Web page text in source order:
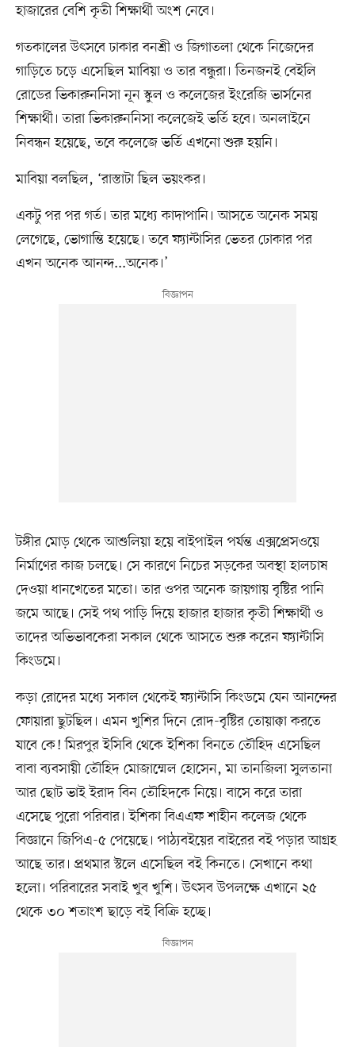
হাজারের বেশি কৃতী শিক্ষার্থী অংশ নেবে।
গতকালের উৎসবে ঢাকার বনশ্রী ও জিগাতলা থেকে নিজেদের
গাড়িতে চড়ে এসেছিল মাবিয়া ও তার বন্ধুরা। তিনজনই বেইলি
রোডের ভিকারুননিসা নূন স্কুল ও কলেজের ইংরেজি ভার্সনের
শিক্ষার্থী। তারা ভিকারুননিসা কলেজেই ভর্তি হবে। অনলাইনে
নিবন্ধন হয়েছে, তবে কলেজে ভর্তি এখনো শুরু হয়নি।
মাবিয়া বলছিল, ‘রাস্তাটা ছিল ভয়ংকর।
একটু পর পর গর্ত। তার মধ্যে কাদাপানি। আসতে অনেক সময়
লেগেছে, ভোগান্তি হয়েছে। তবে ফ্যান্টাসির ভেতর ঢোকার পর
এখন অনেক আনন্দ...অনেক।’
টঙ্গীর মোড় থেকে আশুলিয়া হয়ে বাইপাইল পর্যন্ত এক্সপ্রেসওয়ে
নির্মাণের কাজ চলছে। সে কারণে নিচের সড়কের অবস্থা হালচাষ
দেওয়া ধানখেতের মতো। তার ওপর অনেক জায়গায় বৃষ্টির পানি
জমে আছে। সেই পথ পাড়ি দিয়ে হাজার হাজার কৃতী শিক্ষার্থী ও
তাদের অভিভাবকেরা সকাল থেকে আসতে শুরু করেন ফ্যান্টাসি
কিংডমে।
কড়া রোদের মধ্যে সকাল থেকেই ফ্যান্টাসি কিংডমে যেন আনন্দের
ফোয়ারা ছুটছিল। এমন খুশির দিনে রোদ-বৃষ্টির তোয়াক্কা করতে
যাবে কে! মিরপুর ইসিবি থেকে ইশিকা বিনতে তৌহিদ এসেছিল
বাবা ব্যবসায়ী তৌহিদ মোজাম্মেল হোসেন, মা তানজিলা সুলতানা
আর ছোট ভাই ইরাদ বিন তৌহিদকে নিয়ে। বাসে করে তারা
এসেছে পুরো পরিবার। ইশিকা বিএএফ শাহীন কলেজ থেকে
বিজ্ঞানে জিপিএ-৫ পেয়েছে। পাঠ্যবইয়ের বাইরের বই পড়ার আগ্রহ
আছে তার। প্রথমার স্টলে এসেছিল বই কিনতে। সেখানে কথা
হলো। পরিবারের সবাই খুব খুশি। উৎসব উপলক্ষে এখানে ২৫
থেকে ৩০ শতাংশ ছাড়ে বই বিক্রি হচ্ছে।